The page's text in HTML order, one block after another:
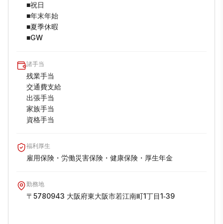
■祝日
■年末年始
■夏季休暇
■GW
諸手当
残業手当
交通費支給
出張手当
家族手当
資格手当
福利厚生
雇用保険・労働災害保険・健康保険・厚生年金
勤務地
〒5780943 大阪府東大阪市若江南町1丁目1‐39